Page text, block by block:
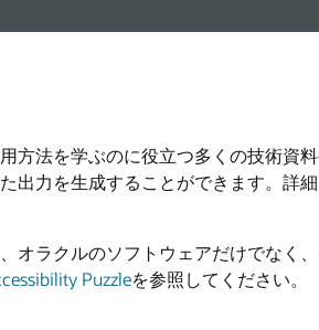
方法を学ぶのに役立つ多くの技術資
力を生成することができます。詳
ラクルのソフトウェアだけでなく
Puzzleを参照してください。